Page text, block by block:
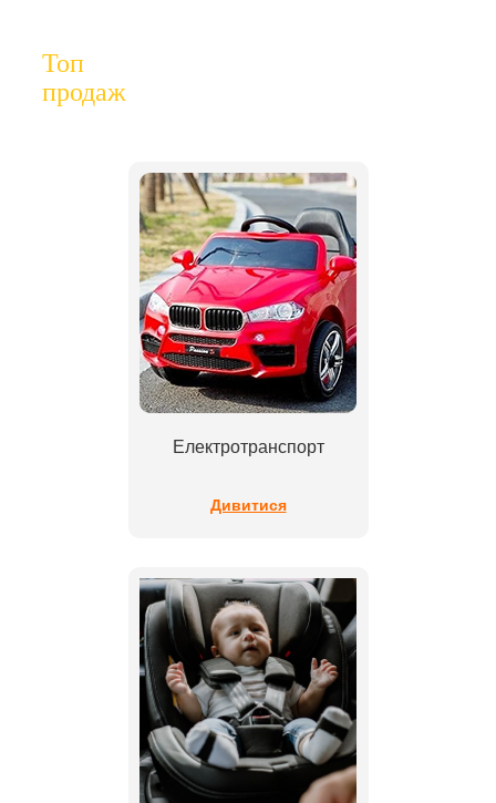
Топ
продаж
Електротранспорт
Дивитися